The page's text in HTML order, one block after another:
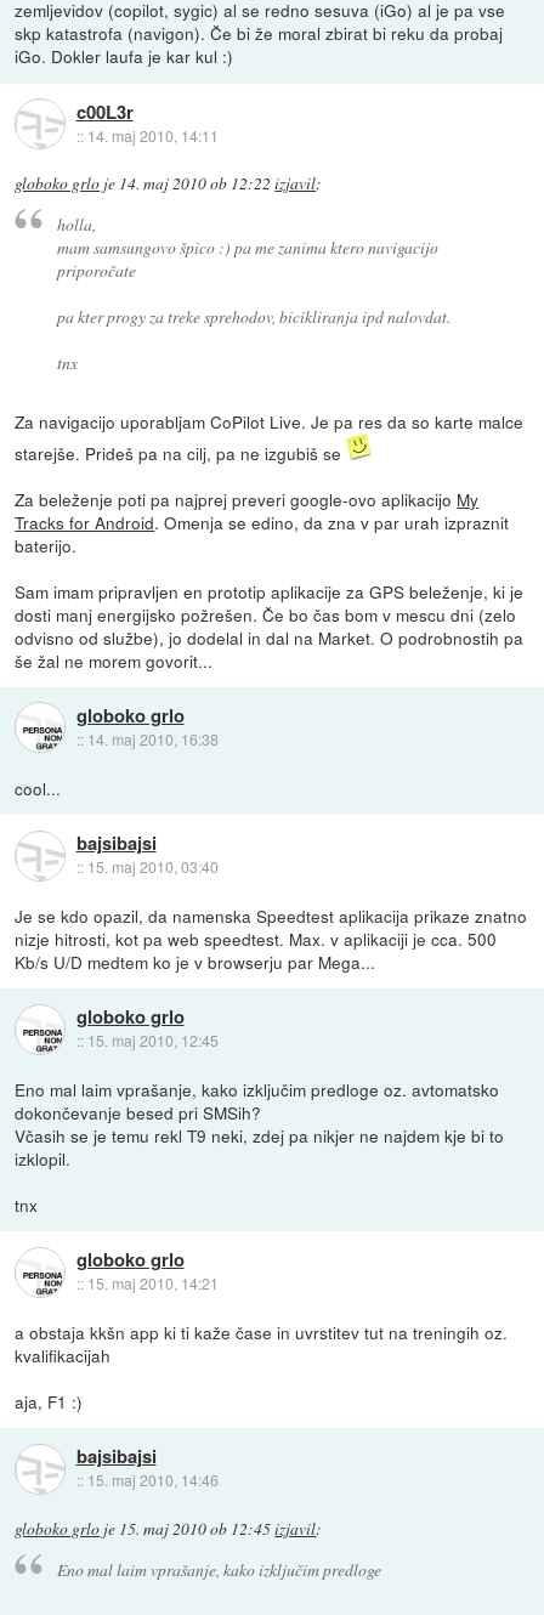
zemljevidov (copilot, sygic) al se redno sesuva (iGo) al je pa vse
skp katastrofa (navigon). Če bi že moral zbirat bi reku da probaj
iGo. Dokler laufa je kar kul :)
c00L3r
:: 14. maj 2010, 14:11
globoko grlo je 14. maj 2010 ob 12:22 izjavil:
holla,
mam samsungovo špico :) pa me zanima ktero navigacijo
priporočate
pa kter progy za treke sprehodov, bicikliranja ipd nalovdat.
tnx
Za navigacijo uporabljam CoPilot Live. Je pa res da so karte malce
starejše. Prideš pa na cilj, pa ne izgubiš se
Za beleženje poti pa najprej preveri google-ovo aplikacijo My
Tracks for Android. Omenja se edino, da zna v par urah izpraznit
baterijo.
Sam imam pripravljen en prototip aplikacije za GPS beleženje, ki je
dosti manj energijsko požrešen. Če bo čas bom v mescu dni (zelo
odvisno od službe), jo dodelal in dal na Market. O podrobnostih pa
še žal ne morem govorit...
globoko grlo
:: 14. maj 2010, 16:38
cool...
bajsibajsi
:: 15. maj 2010, 03:40
Je se kdo opazil, da namenska Speedtest aplikacija prikaze znatno
nizje hitrosti, kot pa web speedtest. Max. v aplikaciji je cca. 500
Kb/s U/D medtem ko je v browserju par Mega...
globoko grlo
:: 15. maj 2010, 12:45
Eno mal laim vprašanje, kako izključim predloge oz. avtomatsko
dokončevanje besed pri SMSih?
Včasih se je temu rekl T9 neki, zdej pa nikjer ne najdem kje bi to
izklopil.
tnx
globoko grlo
:: 15. maj 2010, 14:21
a obstaja kkšn app ki ti kaže čase in uvrstitev tut na treningih oz.
kvalifikacijah
aja, F1 :)
bajsibajsi
:: 15. maj 2010, 14:46
globoko grlo je 15. maj 2010 ob 12:45izjavil:
Eno mal laim vprašanje, kako izključim predloge